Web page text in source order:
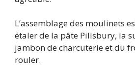
L’assemblage des moulinets
étaler de la pâte Pillsbury, la
jambon de charcuterie et du
rouler.